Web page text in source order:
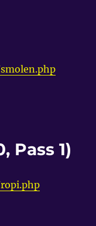
Pass 1)